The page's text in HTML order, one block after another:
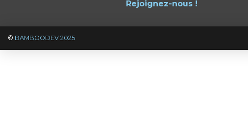
Rejoignez-nous !
© BAMBOODEV 2025